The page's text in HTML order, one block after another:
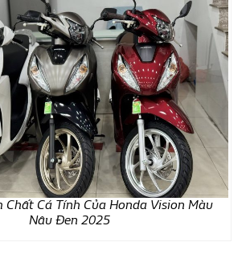
Chất Cá Tính Của Honda Vision Màu
Nâu Đen 2025